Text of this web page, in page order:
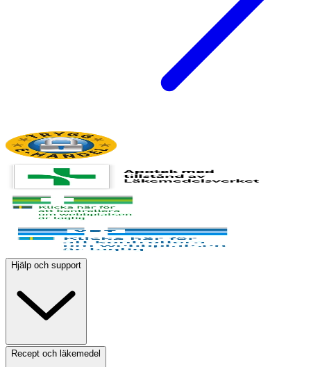
Hjälp och support
Recept och läkemedel